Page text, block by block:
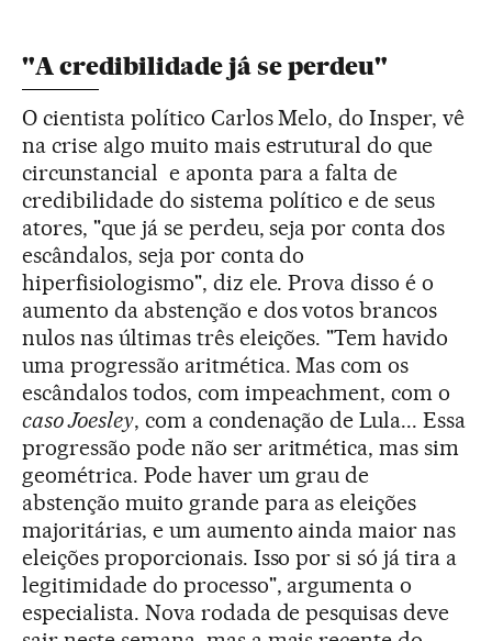
"A credibilidade já se perdeu"
O cientista político Carlos Melo, do Insper, vê
na crise algo muito mais estrutural do que
circunstancial e aponta para a falta de
credibilidade do sistema político e de seus
atores, "que já se perdeu, seja por conta dos
escândalos, seja por conta do
hiperfisiologismo", diz ele. Prova disso é o
aumento da abstenção e dos votos brancos
nulos nas últimas três eleições. "Tem havido
uma progressão aritmética. Mas com os
escândalos todos, com impeachment, com o
caso Joesley, com a condenação de Lula... Essa
progressão pode não ser aritmética, mas sim
geométrica. Pode haver um grau de
abstenção muito grande para as eleições
majoritárias, e um aumento ainda maior nas
eleições proporcionais. Isso por si só já tira a
legitimidade do processo", argumenta o
especialista. Nova rodada de pesquisas deve